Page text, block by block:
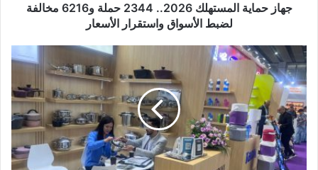
جهاز حماية المستهلك 2026.. 2344 حملة و6216 مخالفة
لضبط الأسواق واستقرار الأسعار